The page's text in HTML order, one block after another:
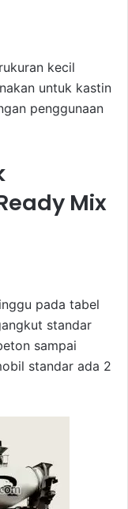
kecil
untuk kastin
penggunaan
Mix
pada tabel
standar
sampai
standar ada 2